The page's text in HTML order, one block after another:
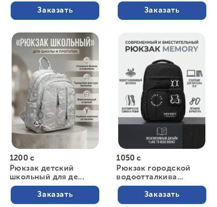
Заказать Заказать
1200 с
Рюкзак детский
школьный для де...
Заказать
1050 с
Рюкзак городской
водоотталкива...
Заказать